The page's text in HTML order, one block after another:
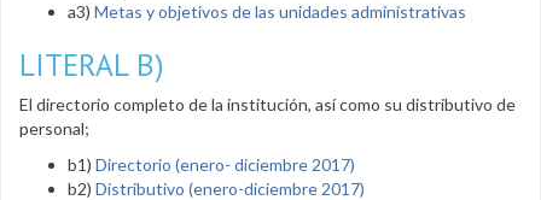
a3) Metas y objetivos de las unidades administrativas
LITERAL B)
El directorio completo de la institución, así como su distributivo de
personal;
b1) Directorio (enero- diciembre 2017)
b2) Distributivo (enero-diciembre 2017)